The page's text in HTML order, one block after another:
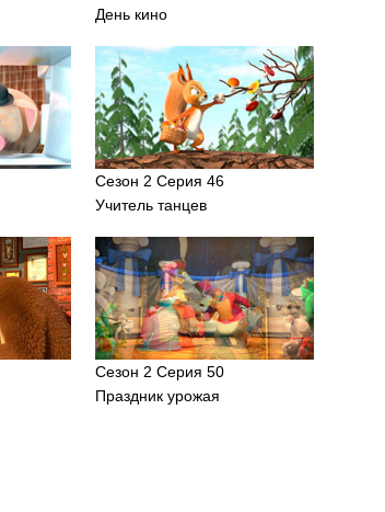
День кино
Сезон 2 Серия 46
Учитель танцев
Сезон 2 Серия 50
Праздник урожая